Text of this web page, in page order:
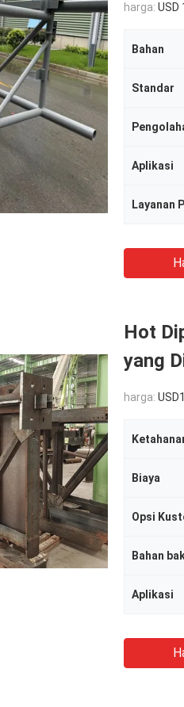
harga: USD
Bahan
Standar
Aplikasi
Layanan
Hot
yang
harga:
Biaya
Opsi
Bahan
Aplikasi